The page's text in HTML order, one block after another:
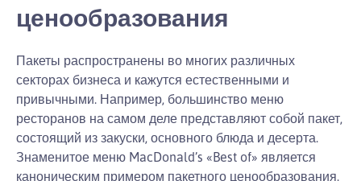
ценообразования
Пакеты распространены во многих различных
секторах бизнеса и кажутся естественными и
привычными. Например, большинство меню
ресторанов на самом деле представляют собой пакет,
состоящий из закуски, основного блюда и десерта.
Знаменитое меню MacDonald’s «Best of» является
каноническим примером пакетного ценообразования.